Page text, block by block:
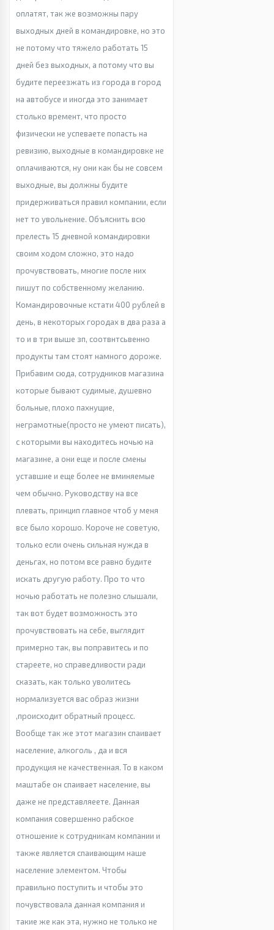
оплатят, так же возможны пару
выходных дней в командировке, но это
не потому что тяжело работать 15
дней без выходных, а потому что вы
будите переезжать из города в город
на автобусе и иногда это занимает
столько времент, что просто
физически не успеваете попасть на
ревизию, выходные в командировке не
оплачиваются, ну они как бы не совсем
выходные, вы должны будите
придерживаться правил компании, если
нет то увольнение. Объяснить всю
прелесть 15 дневной командировки
своим ходом сложно, это надо
прочувствовать, многие после них
пишут по собственному желанию.
Командировочные кстати 400 рублей в
день, в некоторых городах в два раза а
то и в три выше зп, соотвнтсьвенно
продукты там стоят намного дороже.
Прибавим сюда, сотрудников магазина
которые бывают судимые, душевно
больные, плохо пахнущие,
неграмотные(просто не умеют писать),
с которыми вы находитесь ночью на
магазине, а они еще и после смены
уставшие и еще более не вминяемые
чем обычно. Руководству на все
плевать, принцип главное чтоб у меня
все было хорошо. Короче не советую,
только если очень сильная нужда в
деньгах, но потом все равно будите
искать другую работу. Про то что
ночью работать не полезно слышали,
так вот будет возможность это
прочувствовать на себе, выглядит
примерно так, вы поправитесь и по
стареете, но справедливости ради
сказать, как только уволитесь
нормализуется вас образ жизни
,происходит обратный процесс.
Вообще так же этот магазин спаивает
население, алкоголь , да и вся
продукция не качественная. То в каком
маштабе он спаивает население, вы
даже не представляеете. Данная
компания совершенно рабское
отношение к сотрудникам компании и
также является спаивающим наше
население элементом. Чтобы
правильно поступить и чтобы это
почувствовала данная компания и
такие же как эта, нужно не только не